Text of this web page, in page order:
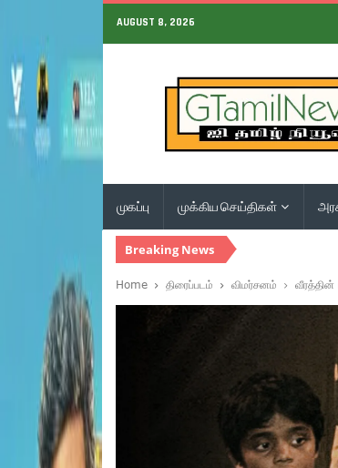
AUGUST 8, 2026
முகப்பு முக்கிய செய்திகள்
Breaking News
Home திரைப்படம் விமர்சனம் வீரத்தின்